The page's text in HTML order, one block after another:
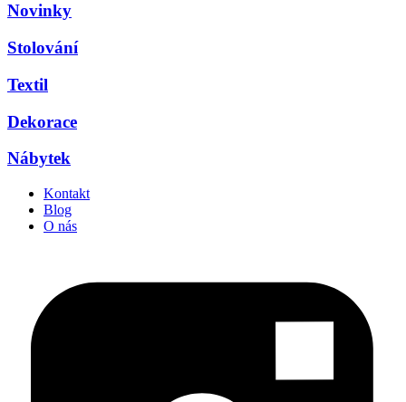
Novinky
Stolování
Textil
Dekorace
Nábytek
Kontakt
Blog
O nás